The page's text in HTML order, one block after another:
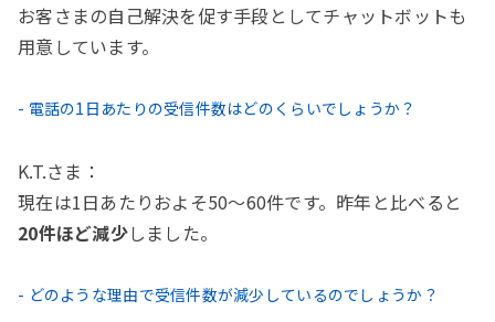
お客さまの自己解決を促す手段としてチャットボットも
用意しています。
- 電話の1日あたりの受信件数はどのくらいでしょうか？
K.T.さま：
現在は1日あたりおよそ50～60件です。昨年と比べると
20件ほど減少しました。
- どのような理由で受信件数が減少しているのでしょうか？